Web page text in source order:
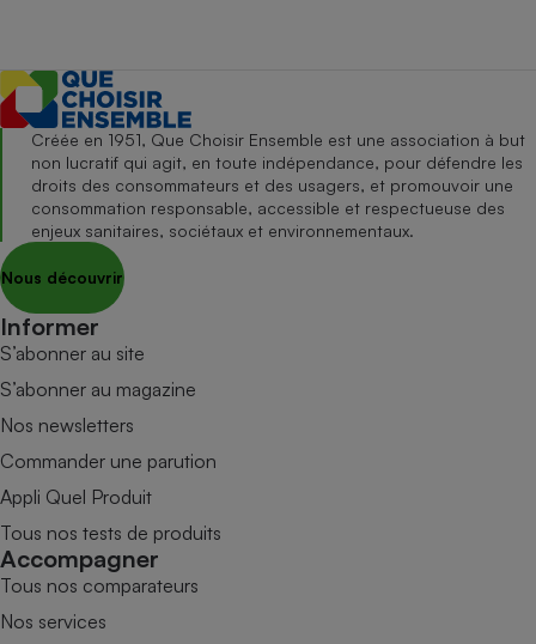
Créée en 1951, Que Choisir Ensemble est une association à but
non lucratif qui agit, en toute indépendance, pour défendre les
droits des consommateurs et des usagers, et promouvoir une
consommation responsable, accessible et respectueuse des
enjeux sanitaires, sociétaux et environnementaux.
Nous découvrir
Informer
S’abonner au site
S’abonner au magazine
Nos newsletters
Commander une parution
Appli Quel Produit
Tous nos tests de produits
Accompagner
Tous nos comparateurs
Nos services